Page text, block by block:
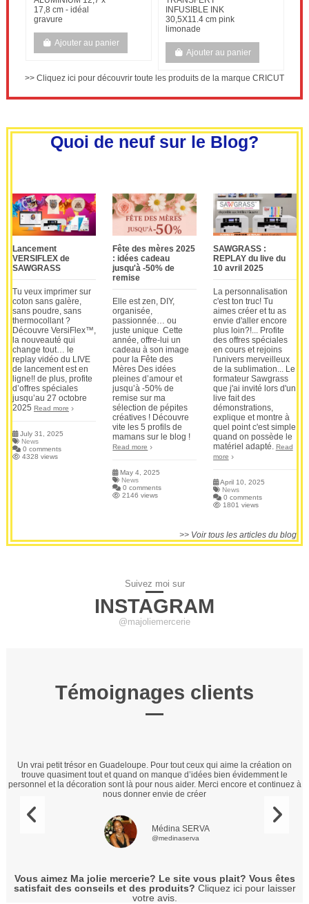
17,8 cm - idéal
gravure
Ajouter au panier
INFUSIBLE INK
30,5X11.4 cm pink
limonade
Ajouter au panier
>> Cliquez ici pour découvrir toute les produits de la marque CRICUT
Quoi de neuf sur le Blog?
Lancement
VERSIFLEX de
SAWGRASS
Tu veux imprimer sur
coton sans galère,
sans poudre, sans
thermocollant ?
Découvre VersiFlex™,
la nouveauté qui
change tout… le
replay vidéo du LIVE
de lancement est en
ligne!! de plus, profite
d’offres spéciales
jusqu’au 27 octobre
2025 Read more
July 31, 2025
News
0 comments
4328 views
Fête des mères 2025
: idées cadeau
jusqu'à -50% de
remise
Elle est zen, DIY,
organisée,
passionnée… ou
juste unique Cette
année, offre-lui un
cadeau à son image
pour la Fête des
Mères Des idées
pleines d’amour et
jusqu’à -50% de
remise sur ma
sélection de pépites
créatives ! Découvre
vite les 5 profils de
mamans sur le blog !
Read more
May 4, 2025
News
0 comments
2146 views
SAWGRASS :
REPLAY du live du
10 avril 2025
La personnalisation
c'est ton truc! Tu
aimes créer et tu as
envie d'aller encore
plus loin?!... Profite
des offres spéciales
en cours et rejoins
l'univers merveilleux
de la sublimation... Le
formateur Sawgrass
que j'ai invité lors d'un
live fait des
démonstrations,
explique et montre à
quel point c'est simple
quand on possède le
matériel adapté. Read
more
April 10, 2025
News
0 comments
1801 views
>> Voir tous les articles du blog
Suivez moi sur
INSTAGRAM
@majoliemercerie
Témoignages clients
Un vrai petit trésor en Guadeloupe. Pour tout ceux qui aime la création on
trouve quasiment tout et quand on manque d’idées bien évidemment le
personnel et la décoration sont là pour nous aider. Merci encore et continuez à
nous donner envie de créer
Médina SERVA
@medinaserva
Vous aimez Ma jolie mercerie? Le site vous plait? Vous êtes
satisfait des conseils et des produits? Cliquez ici pour laisser
votre avis.